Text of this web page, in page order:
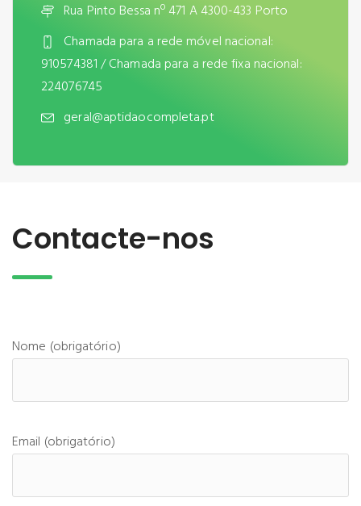
Rua Pinto Bessa nº 471 A 4300-433 Porto
Chamada para a rede móvel nacional:
910574381 / Chamada para a rede fixa nacional:
224076745
geral@aptidaocompleta.pt
Contacte-nos
Nome (obrigatório)
Email (obrigatório)